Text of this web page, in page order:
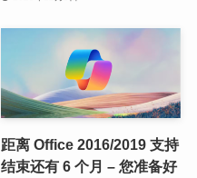
距离 Office 2016/2019 支持
结束还有 6 个月 – 您准备好